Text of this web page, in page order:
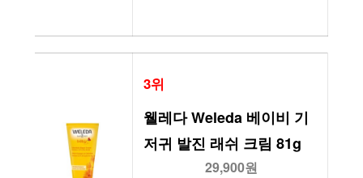
3위
웰레다 Weleda 베이비 기
저귀 발진 래쉬 크림 81g
29,900원